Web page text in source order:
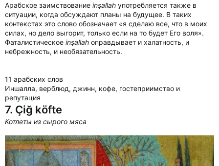
Арабское заимствование inşallah употребляется также в
ситуации, когда обсуждают планы на будущее. В таких
контекстах это слово обозначает «я сделаю все, что в моих
силах, но дело выгорит, только если на то будет Его воля».
Фаталистическое inşallah оправдывает и халатность, и
небрежность, и необязательность.
11 арабских слов
Иншалла, верблюд, джинн, кофе, гостеприимство и
репутация
7. Çiğ köfte
Котлеты из сырого мяса